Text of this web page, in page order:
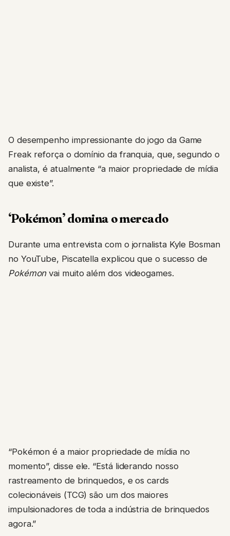
O desempenho impressionante do jogo da Game
Freak reforça o domínio da franquia, que, segundo o
analista, é atualmente “a maior propriedade de mídia
que existe”.
‘Pokémon’ domina o mercado
Durante uma entrevista com o jornalista Kyle Bosman
no YouTube, Piscatella explicou que o sucesso de
Pokémonvai muito além dos videogames.
“Pokémon é a maior propriedade de mídia no
momento”, disse ele. “Está liderando nosso
rastreamento de brinquedos, e os cards
colecionáveis (TCG) são um dos maiores
impulsionadores de toda a indústria de brinquedos
agora.”